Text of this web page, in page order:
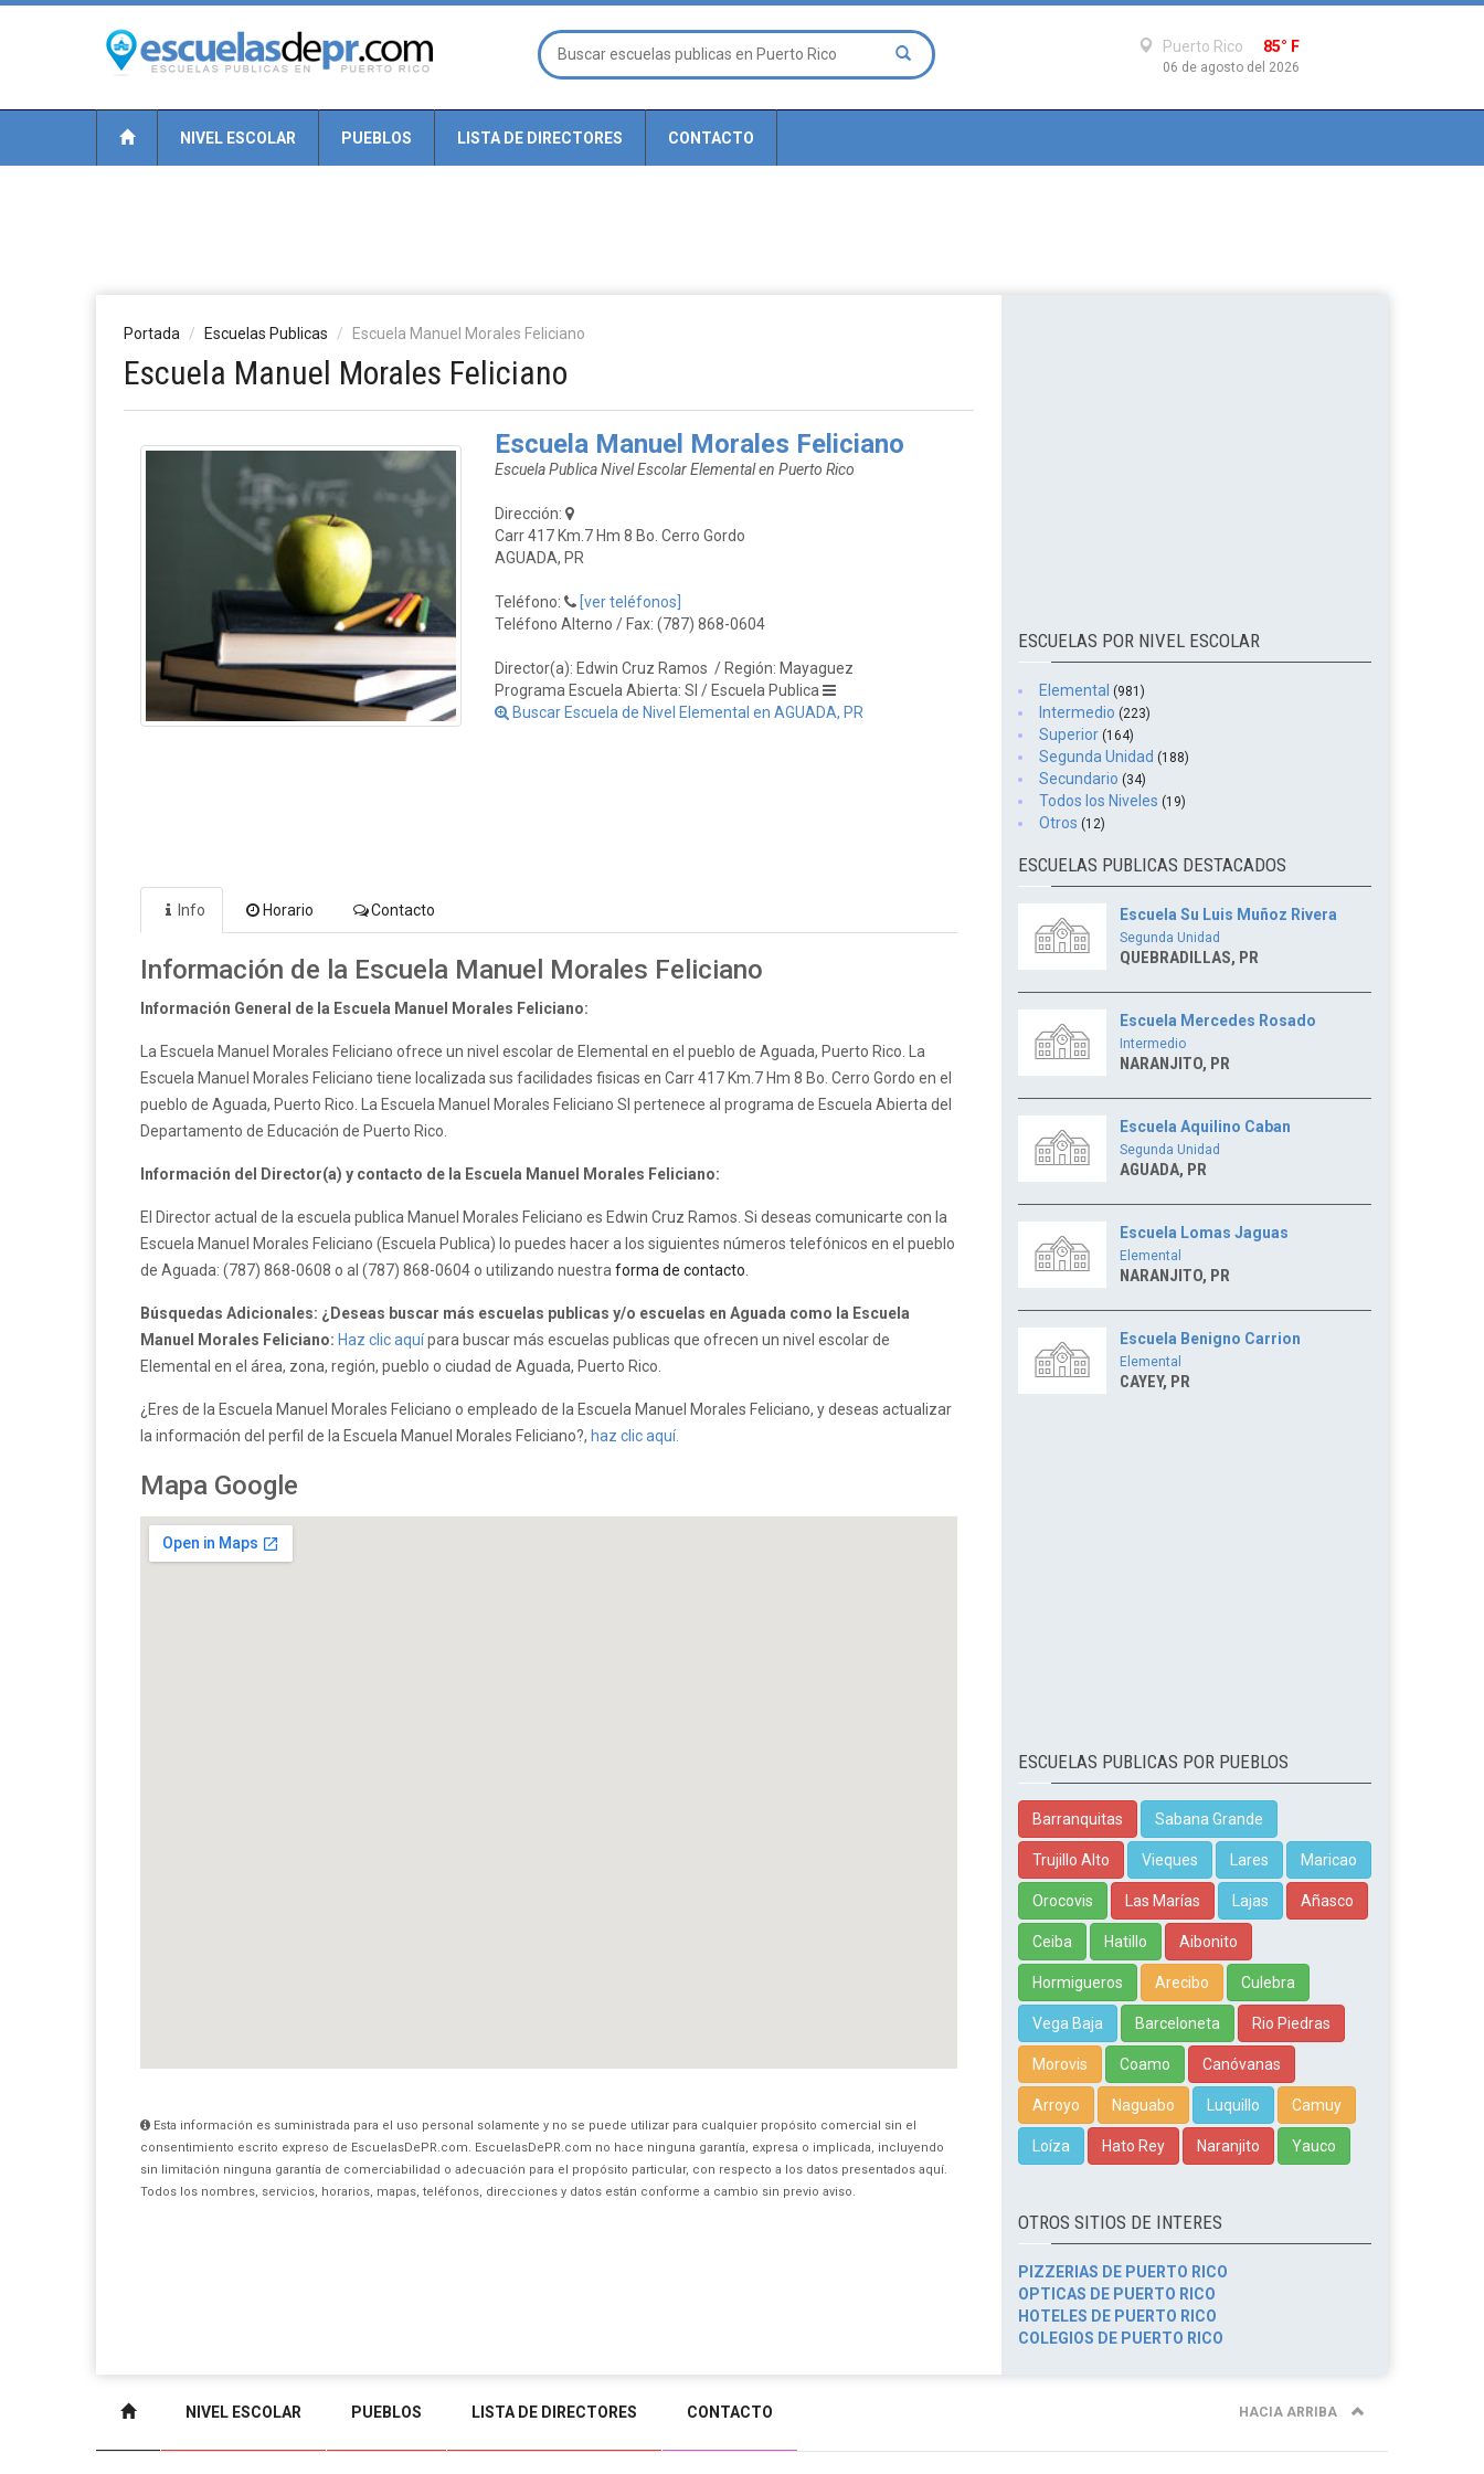
Puerto Rico 85° F
06 de agosto del 2026
NIVEL ESCOLAR PUEBLOS LISTA DE DIRECTORES CONTACTO
Portada Escuelas Publicas Escuela Manuel Morales Feliciano
Escuela Manuel Morales Feliciano
Escuela Manuel Morales Feliciano
Escuela Publica Nivel Escolar Elemental en Puerto Rico
Dirección:
Carr 417 Km.7 Hm 8 Bo. Cerro Gordo
AGUADA, PR
Teléfono:
[ver teléfonos]
Teléfono Alterno / Fax: (787) 868-0604
Director(a): Edwin Cruz Ramos / Región: Mayaguez
Programa Escuela Abierta: SI / Escuela Publica
Buscar Escuela de Nivel Elemental en AGUADA, PR
Info Horario Contacto
Información de la Escuela Manuel Morales Feliciano
Información General de la Escuela Manuel Morales Feliciano:
La Escuela Manuel Morales Feliciano ofrece un nivel escolar de Elemental en el pueblo de Aguada, Puerto Rico. La
Escuela Manuel Morales Feliciano tiene localizada sus facilidades fisicas en Carr 417 Km.7 Hm 8 Bo. Cerro Gordo en el
pueblo de Aguada, Puerto Rico. La Escuela Manuel Morales Feliciano SI pertenece al programa de Escuela Abierta del
Departamento de Educación de Puerto Rico.
Información del Director(a) y contacto de la Escuela Manuel Morales Feliciano:
El Director actual de la escuela publica Manuel Morales Feliciano es Edwin Cruz Ramos. Si deseas comunicarte con la
Escuela Manuel Morales Feliciano (Escuela Publica) lo puedes hacer a los siguientes números telefónicos en el pueblo
de Aguada: (787) 868-0608 o al (787) 868-0604 o utilizando nuestra forma de contacto
Búsquedas Adicionales: ¿Deseas buscar más escuelas publicas y/o escuelas en Aguada como la Escuela
Manuel Morales Feliciano: Haz clic aquípara buscar más escuelas publicas que ofrecen un nivel escolar de
Elemental en el área, zona, región, pueblo o ciudad de Aguada, Puerto Rico.
¿Eres de la Escuela Manuel Morales Feliciano o empleado de la Escuela Manuel Morales Feliciano, y deseas actualizar
la información del perfil de la Escuela Manuel Morales Feliciano?, haz clic aquí.
Mapa Google
Esta información es suministrada para el uso personal solamente y no se puede utilizar para cualquier propósito comercial sin el
consentimiento escrito expreso de EscuelasDePR.com. EscuelasDePR.com no hace ninguna garantía, expresa o implicada, incluyendo
sin limitación ninguna garantía de comerciabilidad o adecuación para el propósito particular, con respecto a los datos presentados aquí.
Todos los nombres, servicios, horarios, mapas, teléfonos, direcciones y datos están conforme a cambio sin previo aviso.
ESCUELAS POR NIVEL ESCOLAR
Elemental (981)
Intermedio (223)
Superior (164)
Segunda Unidad (188)
Secundario (34)
Todos los Niveles (19)
Otros (12)
ESCUELAS PUBLICAS DESTACADOS
Escuela Su Luis Muñoz Rivera
Segunda Unidad
QUEBRADILLAS, PR
Escuela Mercedes Rosado
Intermedio
NARANJITO, PR
Escuela Aquilino Caban
Segunda Unidad
AGUADA, PR
Escuela Lomas Jaguas
Elemental
NARANJITO, PR
Escuela Benigno Carrion
Elemental
CAYEY, PR
ESCUELAS PUBLICAS POR PUEBLOS
Barranquitas Sabana Grande
Trujillo Alto Vieques Lares Maricao
Orocovis Las Marías Lajas Añasco
Ceiba Hatillo Aibonito
Hormigueros Arecibo Culebra
Vega Baja Barceloneta Rio Piedras
Morovis Coamo Canóvanas
Arroyo Naguabo Luquillo Camuy
Loíza Hato Rey Naranjito Yauco
OTROS SITIOS DE INTERES
PIZZERIAS DE PUERTO RICO
OPTICAS DE PUERTO RICO
HOTELES DE PUERTO RICO
COLEGIOS DE PUERTO RICO
NIVEL ESCOLAR PUEBLOS LISTA DE DIRECTORES CONTACTO HACIA ARRIBA